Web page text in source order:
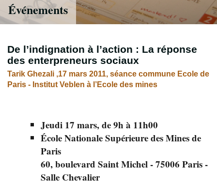
Événements
De l’indignation à l’action : La réponse
des enterpreneurs sociaux
Tarik Ghezali ,17 mars 2011, séance commune Ecole de
Paris - Institut Veblen à l’Ecole des mines
Jeudi 17 mars, de 9h à 11h00
École Nationale Supérieure des Mines de
Paris
60, boulevard Saint Michel - 75006 Paris -
Salle Chevalier